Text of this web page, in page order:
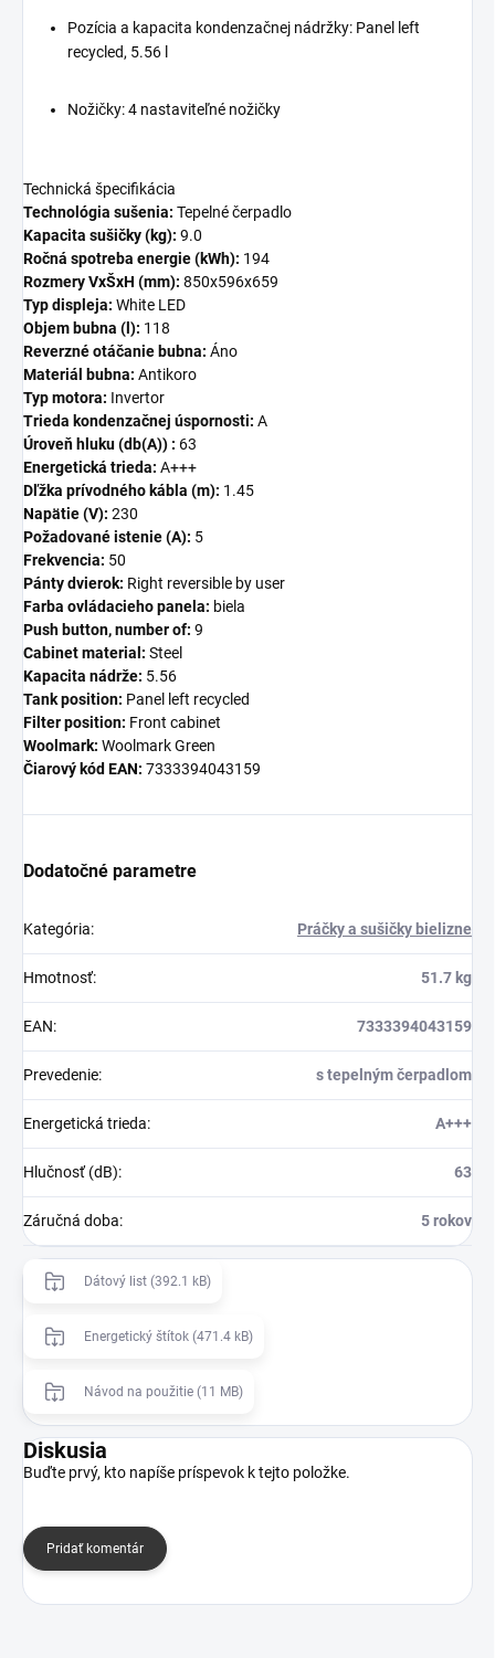
Pozícia a kapacita kondenzačnej nádržky: Panel left
recycled, 5.56 l
Nožičky: 4 nastaviteľné nožičky
Technická špecifikácia
Technológia sušenia: Tepelné čerpadlo
Kapacita sušičky (kg): 9.0
Ročná spotreba energie (kWh): 194
Rozmery VxŠxH (mm): 850x596x659
Typ displeja: White LED
Objem bubna (l): 118
Reverzné otáčanie bubna: Áno
Materiál bubna: Antikoro
Typ motora: Invertor
Trieda kondenzačnej úspornosti: A
Úroveň hluku (db(A)) : 63
Energetická trieda: A+++
Dľžka prívodného kábla (m): 1.45
Napätie (V): 230
Požadované istenie (A): 5
Frekvencia: 50
Pánty dvierok: Right reversible by user
Farba ovládacieho panela: biela
Push button, number of: 9
Cabinet material: Steel
Kapacita nádrže: 5.56
Tank position: Panel left recycled
Filter position: Front cabinet
Woolmark: Woolmark Green
Čiarový kód EAN: 7333394043159
Dodatočné parametre
Kategória: Práčky a sušičky bielizne
Hmotnosť: 51.7 kg
EAN: 7333394043159
Prevedenie: s tepelným čerpadlom
Energetická trieda: A+++
Hlučnosť (dB): 63
Záručná doba: 5 rokov
Dátový list (392.1 kB)
Energetický štítok (471.4 kB)
Návod na použitie (11 MB)
Diskusia
Buďte prvý, kto napíše príspevok k tejto položke.
Pridať komentár